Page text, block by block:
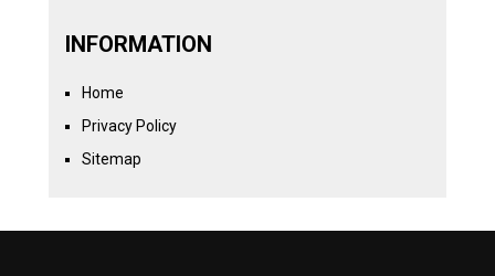
INFORMATION
Home
Privacy Policy
Sitemap